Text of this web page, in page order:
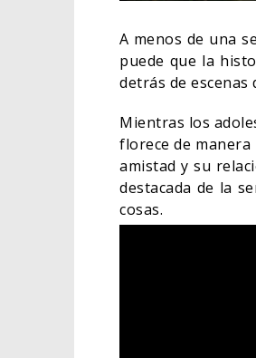
A menos de una
puede que la
detrás de escenas
Mientras los
florece de
amistad y su
destacada de la
cosas.